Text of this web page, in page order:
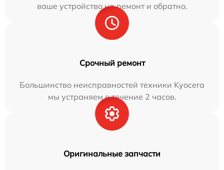
ваше устройство на ремонт и обратно.
Срочный ремонт
Большинство неисправностей техники Kyocera
мы устраняем в течение 2 часов.
Оригинальные запчасти